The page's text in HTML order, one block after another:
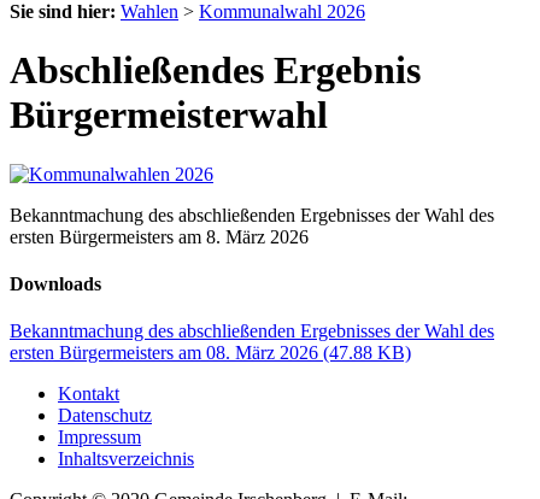
Sie sind hier: Wahlen > Kommunalwahl 2026
Abschließendes Ergebnis
Bürgermeisterwahl
Bekanntmachung des abschließenden Ergebnisses der Wahl des
ersten Bürgermeisters am 8. März 2026
Downloads
Bekanntmachung des abschließenden Ergebnisses der Wahl des
ersten Bürgermeisters am 08. März 2026 (47.88 KB)
Kontakt
Datenschutz
Impressum
Inhaltsverzeichnis